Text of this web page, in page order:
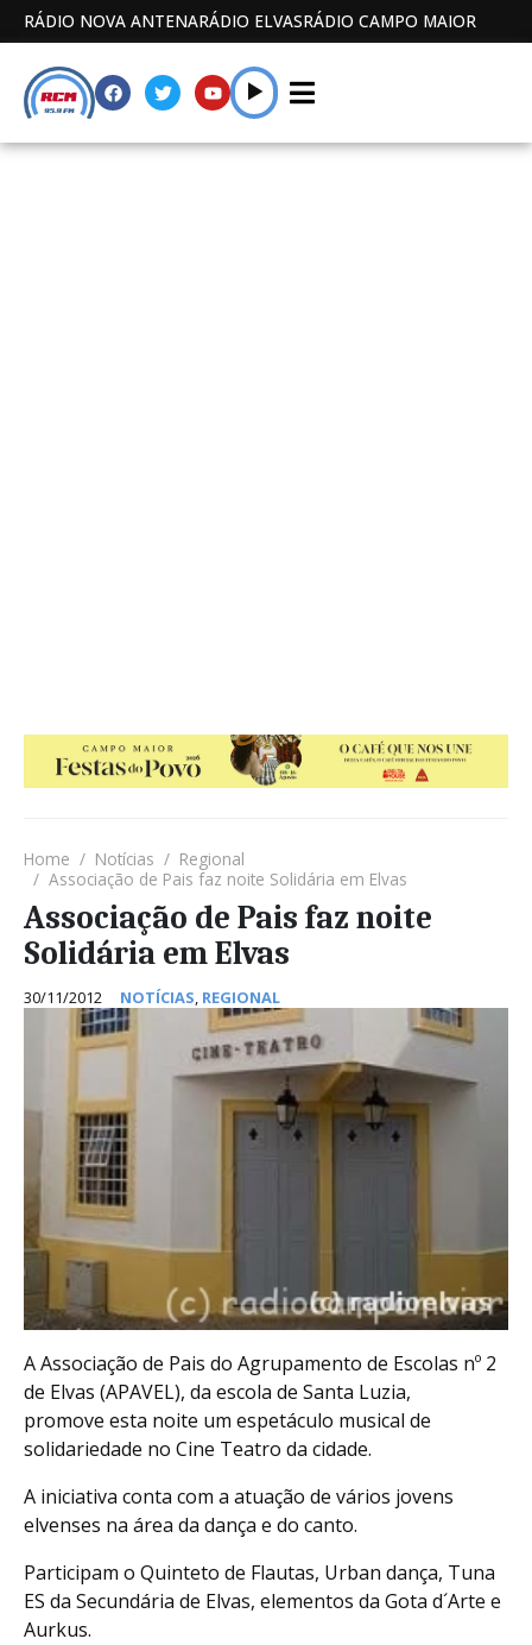
RÁDIO NOVA ANTENARÁDIO ELVASRÁDIO CAMPO MAIOR
Home Notícias
Regional
Associação de Pais faz noite Solidária em Elvas
Associação de Pais faz noite
Solidária em Elvas
30/11/2012 NOTÍCIAS, REGIONAL
A Associação de Pais do Agrupamento de Escolas nº 2
de Elvas (APAVEL), da escola de Santa Luzia,
promove esta noite um espetáculo musical de
solidariedade no Cine Teatro da cidade.
A iniciativa conta com a atuação de vários jovens
elvenses na área da dança e do canto.
Participam o Quinteto de Flautas, Urban dança, Tuna
ES da Secundária de Elvas, elementos da Gota d´Arte e
Aurkus.